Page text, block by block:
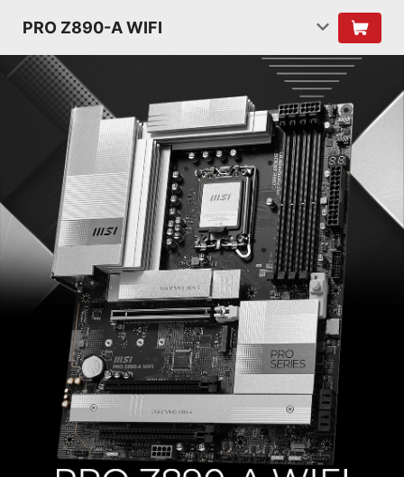
PRO Z890-A WIFI